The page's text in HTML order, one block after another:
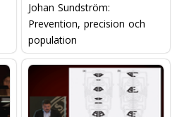
Johan Sundström:
Prevention, precision och
population